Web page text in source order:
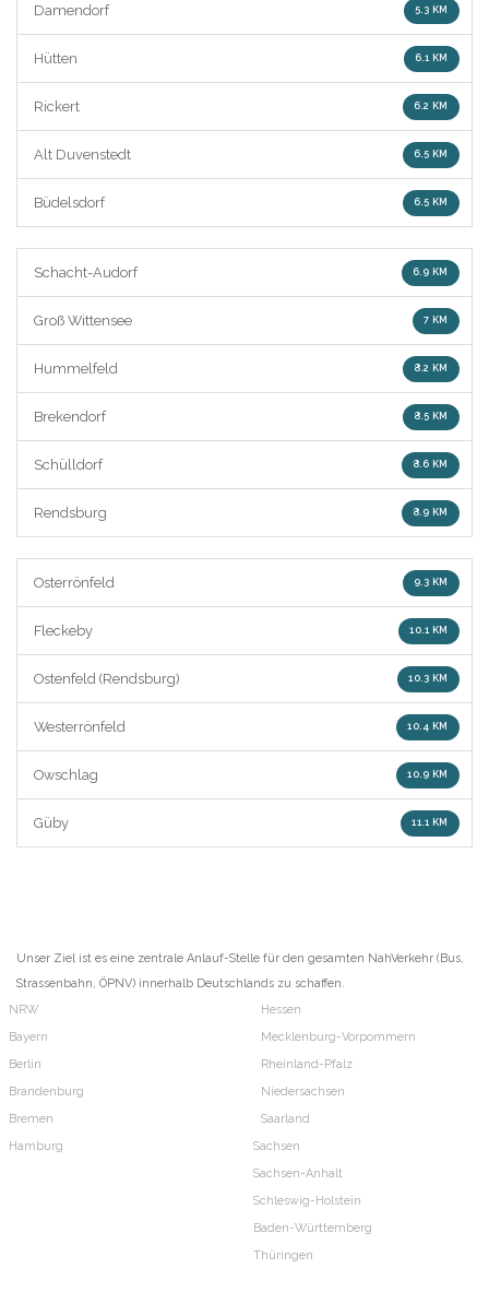
Damendorf 5.3 KM
Hütten 6.1 KM
Rickert 6.2 KM
Alt Duvenstedt 6.5 KM
Büdelsdorf 6.5 KM
Schacht-Audorf 6.9 KM
Groß Wittensee 7 KM
Hummelfeld 8.2 KM
Brekendorf 8.5 KM
Schülldorf 8.6 KM
Rendsburg 8.9 KM
Osterrönfeld 9.3 KM
Fleckeby 10.1 KM
Ostenfeld (Rendsburg) 10.3 KM
Westerrönfeld 10.4 KM
Owschlag 10.9 KM
Güby 11.1 KM
Unser Ziel ist es eine zentrale Anlauf-Stelle für den gesamten NahVerkehr (Bus,
Strassenbahn, ÖPNV) innerhalb Deutschlands zu schaffen.
NRW
Bayern
Berlin
Brandenburg
Bremen
Hamburg
Hessen
Mecklenburg-Vorpommern
Rheinland-Pfalz
Niedersachsen
Saarland
Sachsen
Sachsen-Anhalt
Schleswig-Holstein
Baden-Württemberg
Thüringen